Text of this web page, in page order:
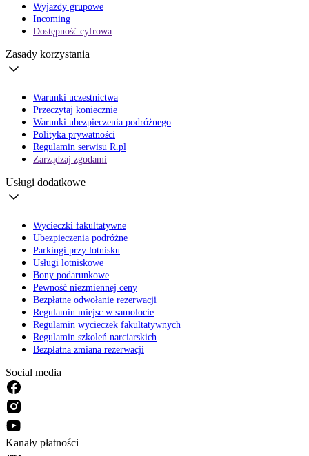
Wyjazdy grupowe
Incoming
Dostępność cyfrowa
Zasady korzystania
Warunki uczestnictwa
Przeczytaj koniecznie
Warunki ubezpieczenia podróżnego
Polityka prywatności
Regulamin serwisu R.pl
Zarządzaj zgodami
Usługi dodatkowe
Wycieczki fakultatywne
Ubezpieczenia podróżne
Parkingi przy lotnisku
Usługi lotniskowe
Bony podarunkowe
Pewność niezmiennej ceny
Bezpłatne odwołanie rezerwacji
Regulamin miejsc w samolocie
Regulamin wycieczek fakultatywnych
Regulamin szkoleń narciarskich
Bezpłatna zmiana rezerwacji
Social media
Kanały płatności